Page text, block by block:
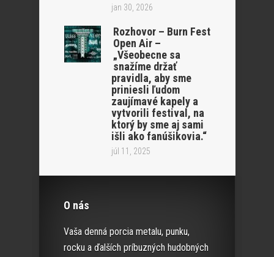
jan 30, 2026
Rozhovor – Burn Fest
Open Air –
„Všeobecne sa
snažíme držať
pravidla, aby sme
priniesli ľudom
zaujímavé kapely a
vytvorili festival, na
ktorý by sme aj sami
išli ako fanúšikovia.“
júl 11, 2025
O nás
Vaša denná porcia metalu, punku,
rocku a ďalších príbuzných hudobných